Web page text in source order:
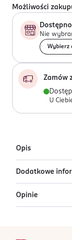
Możliwości
Nie
Wybierz
Zamów
U
Opis
różowa
Dodatkowe
Przed użyciem
Opinie